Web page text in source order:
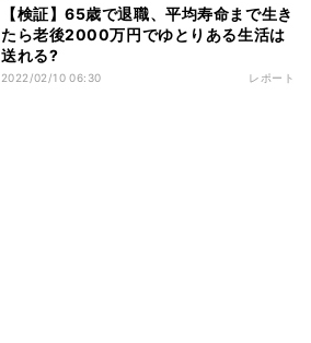
【検証】65歳で退職、平均寿命まで生き
たら老後2000万円でゆとりある生活は
送れる?
2022/02/10 06:30 レポート